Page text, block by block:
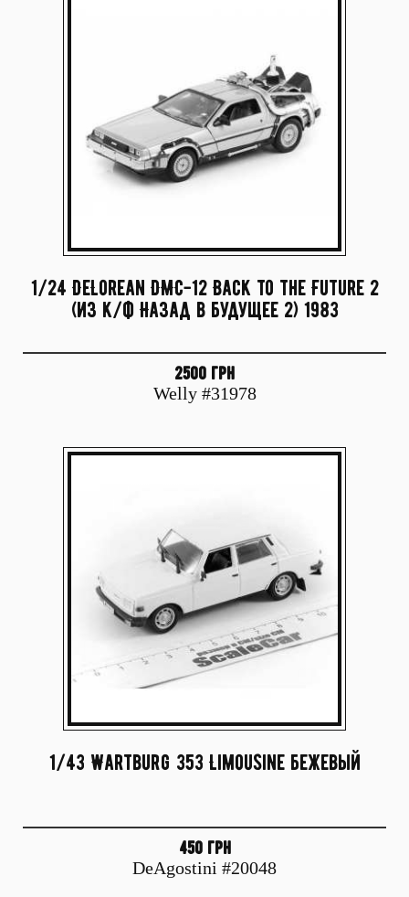
1/24 DeLorean DMC-12 Back to the Future 2
(из к/ф Назад в будущее 2) 1983
2500 грн
Welly #31978
1/43 Wartburg 353 Limousine бежевый
450 грн
DeAgostini #20048